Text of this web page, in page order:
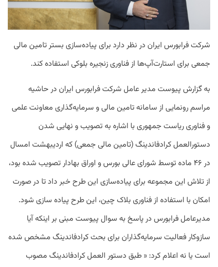
شرکت فرابورس ایران در نظر دارد برای پیاده‌سازی بستر تامین مالی
جمعی برای استارت‌آپ‌ها از فناوری زنجیره بلوکی استفاده کند.
به گزارش پیوست مدیر عامل شرکت فرابورس ایران در حاشیه
مراسم رونمایی از سامانه تامین مالی و سرمایه‌گذاری معاونت علمی
و فناوری ریاست جمهوری با اشاره به تصویب و نهایی شدن
دستورالعمل کرادفاندینگ (تامین مالی جمعی) که اردیبهشت امسال
در ۴۶ ماده توسط شورای عالی بورس و اوراق بهادار تصویب شده بود،
از تلاش این مجموعه برای پیاده‌سازی این طرح خبر داد تا در صورت
امکان با استفاده از فناوری بلاک چین، این طرح پیاده سازی شود.
مدیرعامل فرابورس در پاسخ به سوال پیوست مبنی بر اینکه آیا
سازوکار فعالیت سرمایه‌گذاران برای بحث کرادفاندینگ مشخص شده
است یا نه اعلام کرد: « طبق دستور العمل کرادفاندینگ مصوب